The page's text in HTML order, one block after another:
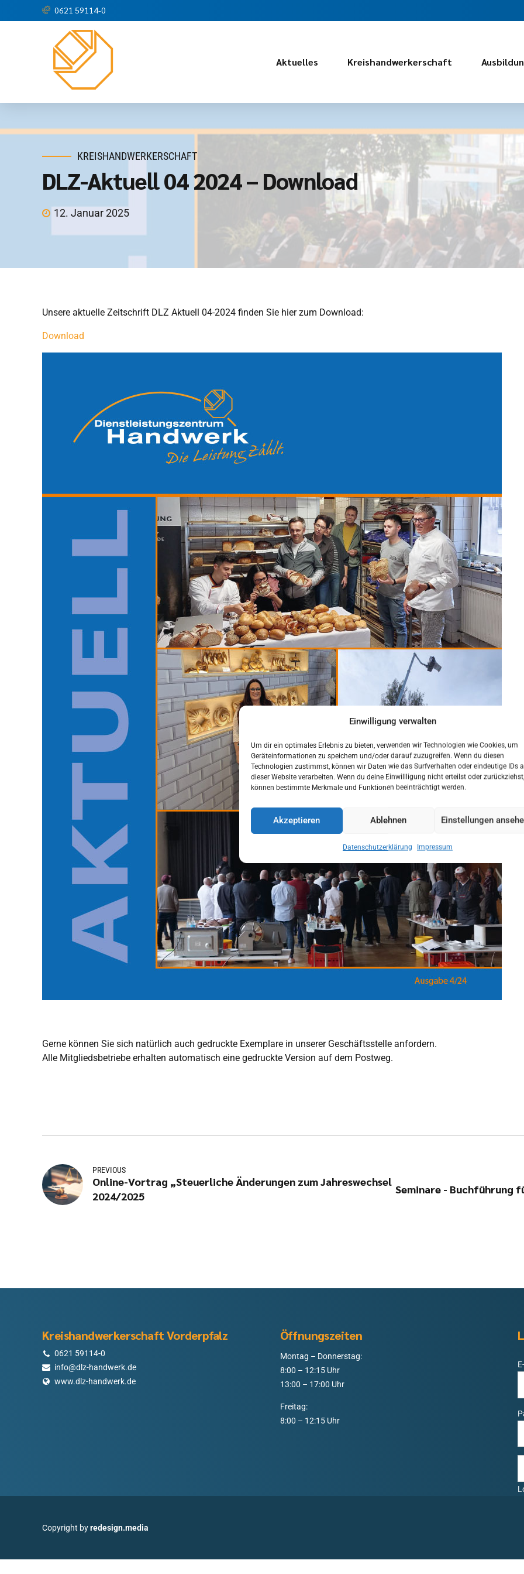
Einwilligung verwalten
Um dir ein optimales Erlebnis zu bieten, verwenden wir Technologien wie Cookies, um
Geräteinformationen zu speichern und/oder darauf zuzugreifen. Wenn du diesen
Technologien zustimmst, können wir Daten wie das Surfverhalten oder eindeutige IDs
dieser Website verarbeiten. Wenn du deine Einwillligung nicht erteilst oder zurückziehst,
können bestimmte Merkmale und Funktionen beeinträchtigt werden.
Akzeptieren Ablehnen Einstellungen
Datenschutzerklärung Impressum
0621 59114-0
Aktuelles Kreishandwerkerschaft
KREISHANDWERKERSCHAFT
DLZ-Aktuell 04 2024 – Download
12. Januar 2025
Unsere aktuelle Zeitschrift DLZ Aktuell 04-2024 finden Sie hier zum Download:
Download
Gerne können Sie sich natürlich auch gedruckte Exemplare in unserer Geschäftsstelle anfordern.
Alle Mitgliedsbetriebe erhalten automatisch eine gedruckte Version auf dem Postweg.
PREVIOUS
Online-Vortrag „Steuerliche Änderungen zum Jahreswechsel
2024/2025
Seminare - Buchführung
Kreishandwerkerschaft Vorderpfalz
0621 59114-0
info@dlz-handwerk.de
www.dlz-handwerk.de
Öffnungszeiten
Montag – Donnerstag:
8:00 – 12:15 Uhr
13:00 – 17:00 Uhr
Freitag:
8:00 – 12:15 Uhr
Copyright byredesign.media